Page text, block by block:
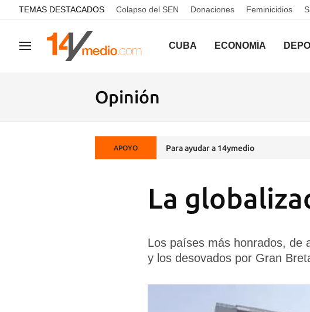
common.go-to-content
TEMAS DESTACADOS Colapso del SEN Donaciones Feminicidios
Navegación CUBA ECONOMÍA
Opinión
APOYO Para ayudar a 14ymedio
La
Los países más honrados, de
y los desovados por Gran